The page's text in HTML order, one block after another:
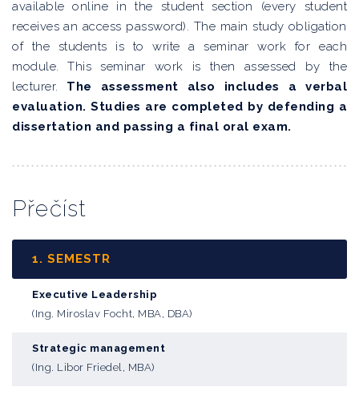
available online in the student section (every student
receives an access password). The main study obligation
of the students is to write a seminar work for each
module. This seminar work is then assessed by the
lecturer. The assessment also includes a verbal
evaluation. Studies are completed by defending a
dissertation and passing a final oral exam.
Přečíst
1. SEMESTR
Executive Leadership
(Ing. Miroslav Focht, MBA, DBA)
Strategic management
(Ing. Libor Friedel, MBA)